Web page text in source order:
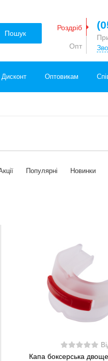
Пошук
Роздріб
Опт
Дисконт Оптовикам
Популярні Новинки
Капа боксерська